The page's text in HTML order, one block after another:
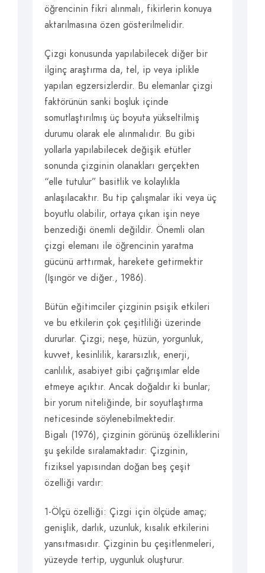
öğrencinin fikri alınmalı, fikirlerin konuya
aktarılmasına özen gösterilmelidir.
Çizgi konusunda yapılabilecek diğer bir
ilginç araştırma da, tel, ip veya iplikle
yapılan egzersizlerdir. Bu elemanlar çizgi
faktörünün sanki boşluk içinde
somutlaştırılmış üç boyuta yükseltilmiş
durumu olarak ele alınmalıdır. Bu gibi
yollarla yapılabilecek değişik etütler
sonunda çizginin olanakları gerçekten
“elle tutulur” basitlik ve kolaylıkla
anlaşılacaktır. Bu tip çalışmalar iki veya üç
boyutlu olabilir, ortaya çıkan işin neye
benzediği önemli değildir. Önemli olan
çizgi elemanı ile öğrencinin yaratma
gücünü arttırmak, harekete getirmektir
(Işıngör ve diğer., 1986).
Bütün eğitimciler çizginin psişik etkileri
ve bu etkilerin çok çeşitliliği üzerinde
dururlar. Çizgi; neşe, hüzün, yorgunluk,
kuvvet, kesinlilik, kararsızlık, enerji,
canlılık, asabiyet gibi çağrışımlar elde
etmeye açıktır. Ancak doğaldır ki bunlar;
bir yorum niteliğinde, bir soyutlaştırma
neticesinde söylenebilmektedir.
Bigalı (1976), çizginin görünüş özelliklerini
şu şekilde sıralamaktadır: Çizginin,
fiziksel yapısından doğan beş çeşit
özelliği vardır:
1-Ölçü özelliği: Çizgi için ölçüde amaç;
genişlik, darlık, uzunluk, kısalık etkilerini
yansıtmasıdır. Çizginin bu çeşitlenmeleri,
yüzeyde tertip, uygunluk oluşturur.